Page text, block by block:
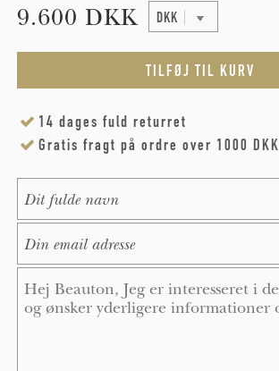
9.600 DKK
14 dages fuld returret
Gratis fragt på ordre over 1000 DKK